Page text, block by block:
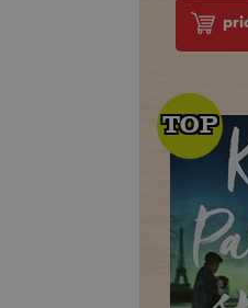
TOP
TOP